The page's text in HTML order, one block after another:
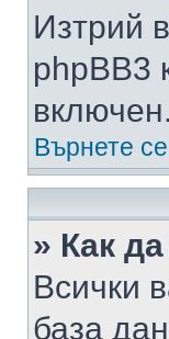
Изтрий
phpBB3
включен.
Върнете
» Как
Всички
база